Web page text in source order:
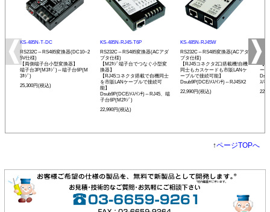
KS-485N-T-DC
RS232C⇔RS485変換器(DC10~2
5V仕様)
【両側端子台小型変換器】
端子台3P(M3ﾈｼﾞ)⇔端子台6P(M
3ﾈｼﾞ)
25,300円(税込)
KS-485N-RJ45-T6P
RS232C⇔RS485変換器(ACアダ
プタ仕様)
【M2ﾈｼﾞ端子台でつなぐ小型変
換器】
【RJ45コネクタ搭載で自機同士
を市販LANケーブルで接続可
能】
Dsub9P(DCE/ﾒｽ/ｲﾝﾁ)⇔RJ45、端
子台6P(M2ﾈｼﾞ)
22,990円(税込)
KS-485N-RJ45W
RS232C⇔RS485変換器(ACアダ
プタ仕様)
【RJ45コネクタ2口搭載機!自機
同士もカスケードも市販LANケ
ーブルで接続可能】
Dsub9P(DCE/ﾒｽ/ｲﾝﾁ)⇔RJ45X2
22,990円(税込)
【
ー
ｽ/ﾐﾘ)
↑ページTOPへ